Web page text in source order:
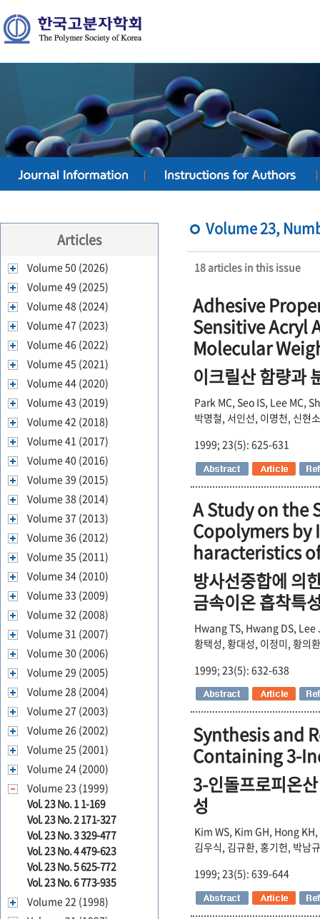
Articles
Volume 50 (2026)
Volume 49 (2025)
Volume 48 (2024)
Volume 47 (2023)
Volume 46 (2022)
Volume 45 (2021)
Volume 44 (2020)
Volume 43 (2019)
Volume 42 (2018)
Volume 41 (2017)
Volume 40 (2016)
Volume 39 (2015)
Volume 38 (2014)
Volume 37 (2013)
Volume 36 (2012)
Volume 35 (2011)
Volume 34 (2010)
Volume 33 (2009)
Volume 32 (2008)
Volume 31 (2007)
Volume 30 (2006)
Volume 29 (2005)
Volume 28 (2004)
Volume 27 (2003)
Volume 26 (2002)
Volume 25 (2001)
Volume 24 (2000)
Volume 23 (1999)
Vol. 23 No. 1 1-169
Vol. 23 No. 2 171-327
Vol. 23 No. 3 329-477
Vol. 23 No. 4 479-623
Vol. 23 No. 5 625-772
Vol. 23 No. 6 773-935
Volume 22 (1998)
Volume 23,
18 articles in this issue
Adhesive
Sensitive Acryl
Molecular
이크릴산 함량과
Park MC, Seo IS, Lee MC,
박명철, 서인선, 이명천, 신현
1999; 23(5): 625-631
A Study on the
Copolymers
haracteristics
방사선중합에 의
금속이온 흡착특
Hwang TS, Hwang DS, Lee
황택성, 황대성, 이정미, 황의환
1999; 23(5): 632-638
Synthesis and
Containing 3-
3-인돌프로피온
성
Kim WS, Kim GH, Hong
김우식, 김규환, 홍기헌, 박남
1999; 23(5): 639-644